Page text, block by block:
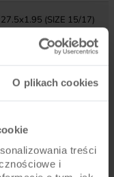
O plikach cookies
treści
i
(SIZE 15/17)
AV / SCHRADER
V-BRAKE / ALU